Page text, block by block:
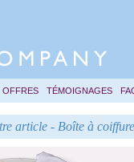
OFFRES TÉMOIGNAGES
article - Boîte à